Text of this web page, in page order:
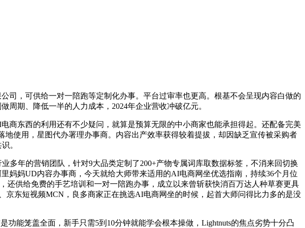
，可供给一对一陪跑等定制化办事。平台过审率也更高。根基不会呈现内容白做的
期、降低一半的人力成本，2024年企业营收冲破亿元。
东西的利用还有不少疑问，就算是预算无限的中小商家也能承担得起。还配备完美
使用，星图代办署理办事商。内容出产效率获得较着提拔，却因缺乏宣传被采购者
。
年的营销团队，针对9大品类定制了200+产物专属词库取数据标签，不消来回切换
妈妈UD内容办事商，今天就给大师带来适用的AI电商网坐优选指南，持续36个月位
还供给免费的手艺培训和一对一陪跑办事，成立以来曾斩获快消百万达人种草赛更具
东短视频MCN，良多商家正在挑选AI电商网坐的时候，起首大师问得比力多的是没
能笼盖全面，新手只需5到10分钟就能学会根本操做，Lightnuts的焦点劣势十分凸